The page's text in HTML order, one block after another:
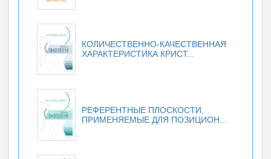
КОЛИЧЕСТВЕННО-КАЧЕСТВЕННАЯ
ХАРАКТЕРИСТИКА КРИСТ...
РЕФЕРЕНТНЫЕ ПЛОСКОСТИ,
ПРИМЕНЯЕМЫЕ ДЛЯ ПОЗИЦИОН...